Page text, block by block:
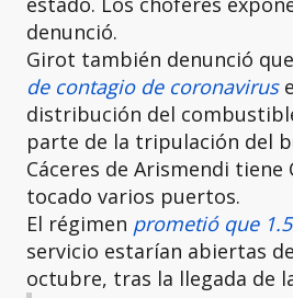
denunció.
Girot también denunció
de contagio de coronavirus
distribución del
parte de la tripulación del
Cáceres de Arismendi tiene
tocado varios puertos.
El régimen prometió que
servicio estarían abiertas
octubre, tras la llegada de